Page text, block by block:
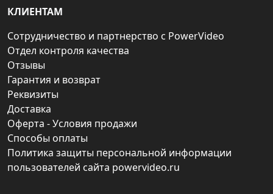
КЛИЕНТАМ
Сотрудничество и партнерство с PowerVideo
Отдел контроля качества
Отзывы
Гарантия и возврат
Реквизиты
Доставка
Оферта - Условия продажи
Способы оплаты
Политика защиты персональной информации
пользователей сайта powervideo.ru